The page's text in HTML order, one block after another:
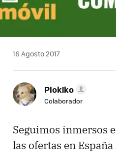
16 Agosto 2017
Plokiko
Colaborador
Seguimos inmersos
las ofertas en